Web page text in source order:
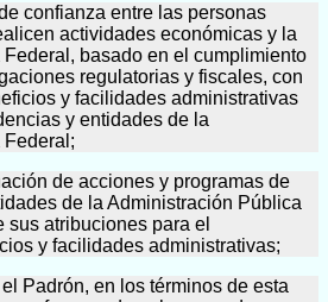
confianza entre las personas
actividades económicas y la
basado en el cumplimiento
regulatorias y fiscales, con
y facilidades administrativas
y entidades de la
de acciones y programas de
de la Administración Pública
sus atribuciones para el
y facilidades administrativas;
Padrón, en los términos de esta